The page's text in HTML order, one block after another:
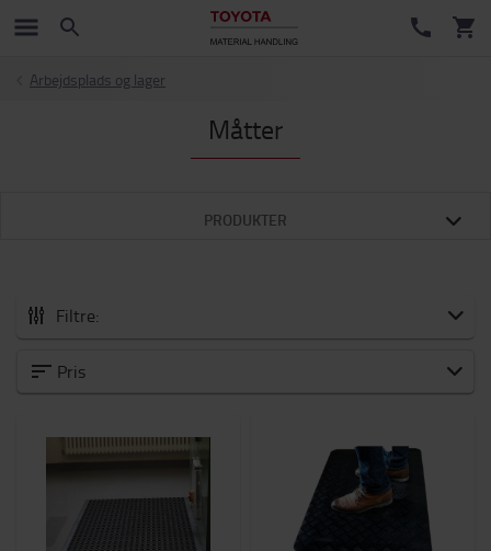
Arbejdsplads og lager
Måtter
PRODUKTER
Filtre:
Alle Tilbehør
Vogne og løbehjul
Batteri og elektronik
Lygter
Sikkerhed
Pris